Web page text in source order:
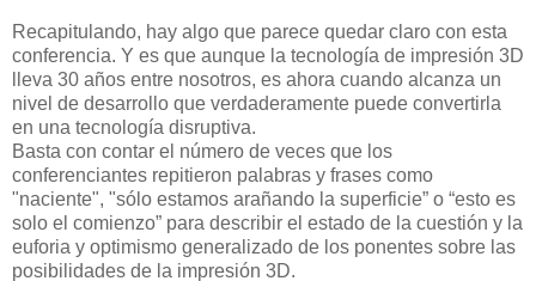
Recapitulando, hay algo que parece quedar claro con esta
conferencia. Y es que aunque la tecnología de impresión 3D
lleva 30 años entre nosotros, es ahora cuando alcanza un
nivel de desarrollo que verdaderamente puede convertirla
en una tecnología disruptiva.
Basta con contar el número de veces que los
conferenciantes repitieron palabras y frases como
"naciente", "sólo estamos arañando la superficie” o “esto es
solo el comienzo” para describir el estado de la cuestión y la
euforia y optimismo generalizado de los ponentes sobre las
posibilidades de la impresión 3D.